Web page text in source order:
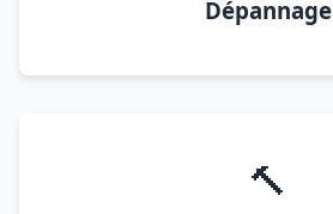
Dépannage
🔨